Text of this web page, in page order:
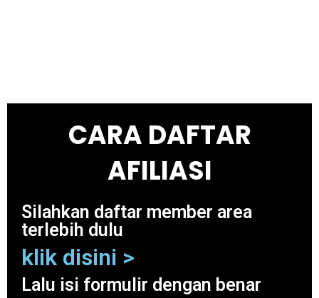
CARA DAFTAR
AFILIASI
Silahkan daftar member area
terlebih dulu
klik disini >
Lalu isi formulir dengan benar